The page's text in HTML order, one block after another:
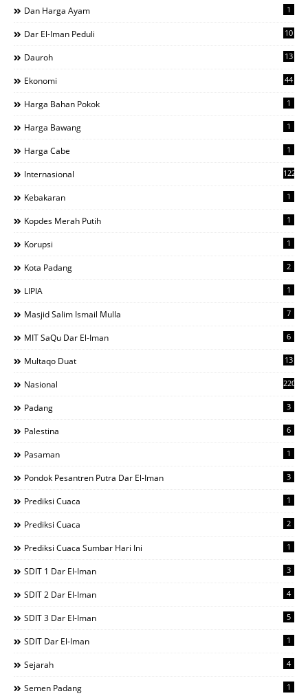
Dan Harga Ayam 1
Dar El-Iman Peduli 10
Dauroh 13
Ekonomi 44
Harga Bahan Pokok 1
Harga Bawang 1
Harga Cabe 1
Internasional 122
Kebakaran 1
Kopdes Merah Putih 1
Korupsi 1
Kota Padang 2
LIPIA 1
Masjid Salim Ismail Mulla 7
MIT SaQu Dar El-Iman 6
Multaqo Duat 13
Nasional 220
Padang 3
Palestina 6
Pasaman 1
Pondok Pesantren Putra Dar El-Iman 3
Prediksi Cuaca 1
Prediksi Cuaca 2
Prediksi Cuaca Sumbar Hari Ini 1
SDIT 1 Dar El-Iman 3
SDIT 2 Dar El-Iman 4
SDIT 3 Dar El-Iman 5
SDIT Dar El-Iman 1
Sejarah 4
Semen Padang 1